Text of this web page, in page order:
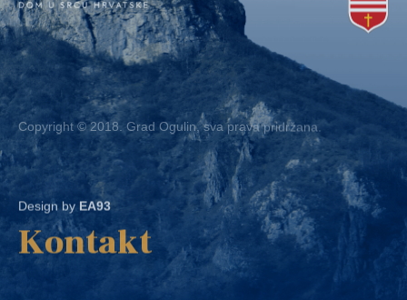
Copyright © 2018. Grad Ogulin, sva prava pridržana.
Design by EA93
Kontakt